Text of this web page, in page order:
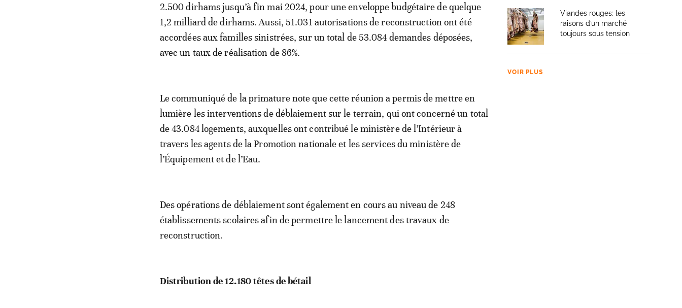
2.500 dirhams jusqu’à fin mai 2024, pour une enveloppe budgétaire de quelque
1,2 milliard de dirhams. Aussi, 51.031 autorisations de reconstruction ont été
accordées aux familles sinistrées, sur un total de 53.084 demandes déposées,
avec un taux de réalisation de 86%.
Le communiqué de la primature note que cette réunion a permis de mettre en
lumière les interventions de déblaiement sur le terrain, qui ont concerné un total
de 43.084 logements, auxquelles ont contribué le ministère de l’Intérieur à
travers les agents de la Promotion nationale et les services du ministère de
l’Équipement et de l’Eau.
Des opérations de déblaiement sont également en cours au niveau de 248
établissements scolaires afin de permettre le lancement des travaux de
reconstruction.
Distribution de 12.180 têtes de bétail
Viandes rouges: les
raisons d’un marché
toujours sous tension
VOIR PLUS